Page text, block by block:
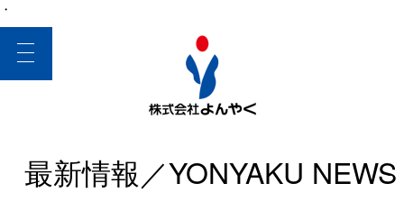
・
toggle
navigation
最新情報／YONYAKU NEWS